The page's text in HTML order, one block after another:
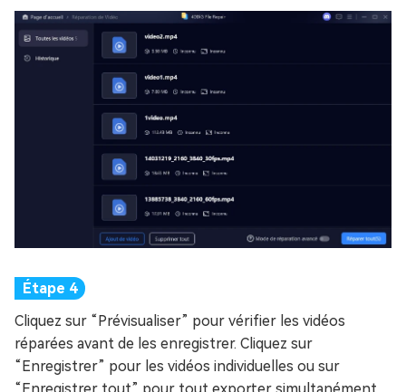
Cliquez sur “Prévisualiser” pour vérifier les vidéos
réparées avant de les enregistrer. Cliquez sur
“Enregistrer” pour les vidéos individuelles ou sur